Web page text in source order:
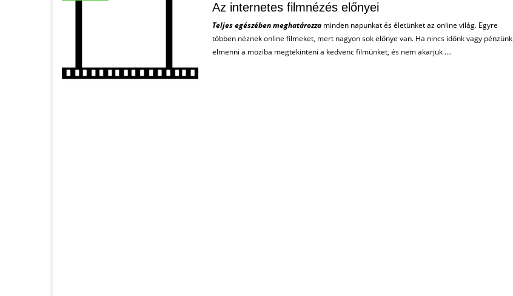
Az internetes filmnézés előnyei
Teljes egészében meghatározzaminden napunkat és életünket az online világ. Egyre
többen néznek online filmeket, mert nagyon sok előnye van. Ha nincs időnk vagy pénzünk
elmenni a moziba megtekinteni a kedvenc filmünket, és nem akarjuk ....